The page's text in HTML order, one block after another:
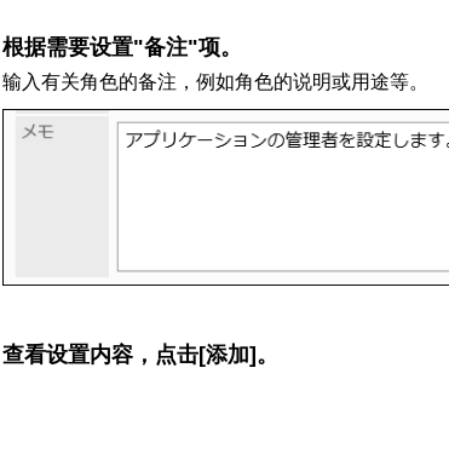
根据需要设置"备注"项。
输入有关角色的备注，例如角色的说明或用途等。
查看设置内容，点击[添加]。